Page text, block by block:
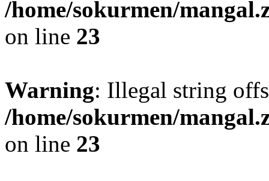
/home/sokurmen/
on line 23
Warning: Illegal string
/home/sokurmen/
on line 23